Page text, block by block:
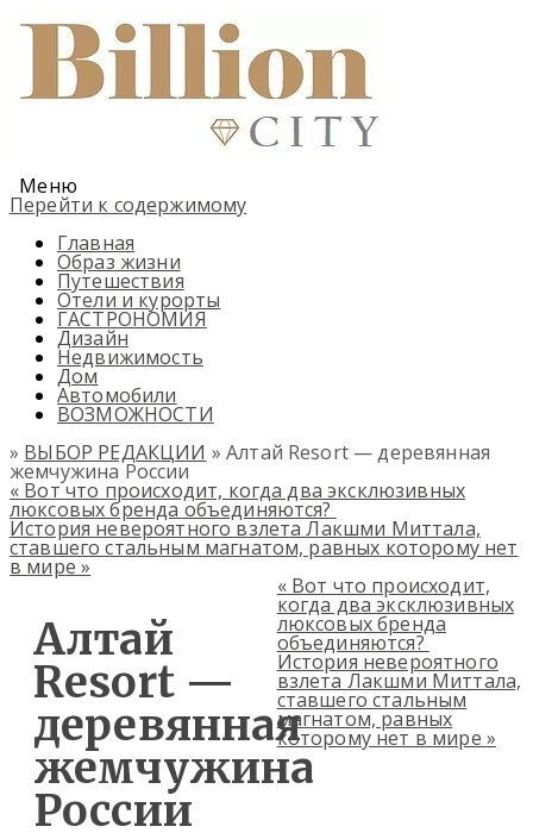
Меню
Перейти к содержимому
Главная
Образ жизни
Путешествия
Отели и курорты
ГАСТРОНОМИЯ
Дизайн
Недвижимость
Дом
Автомобили
ВОЗМОЖНОСТИ
» ВЫБОР РЕДАКЦИИ » Алтай Resort — деревянная
жемчужина России
« Вот что происходит, когда два эксклюзивных
люксовых бренда объединяются?
История невероятного взлета Лакшми Миттала,
ставшего стальным магнатом, равных которому нет
в мире»
Алтай
Resort —
деревянная
жемчужина
России
«Вот что происходит,
когда два эксклюзивных
люксовых бренда
объединяются?
История невероятного
взлета Лакшми Миттала,
ставшего стальным
магнатом, равных
которому нет в мире »